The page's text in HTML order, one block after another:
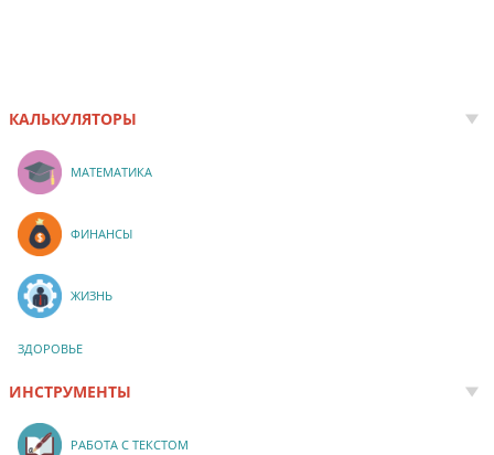
КАЛЬКУЛЯТОРЫ
МАТЕМАТИКА
ФИНАНСЫ
ЖИЗНЬ
ЗДОРОВЬЕ
ИНСТРУМЕНТЫ
РАБОТА С ТЕКСТОМ